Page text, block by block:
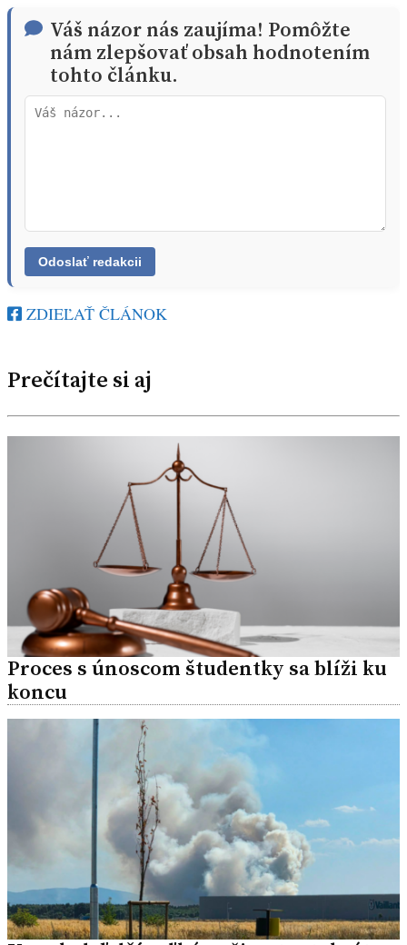
Váš názor nás zaujíma! Pomôžte
nám zlepšovať obsah hodnotením
tohto článku.
ZDIEĽAŤ ČLÁNOK
Prečítajte si aj
Proces s únoscom študentky sa blíži ku
koncu